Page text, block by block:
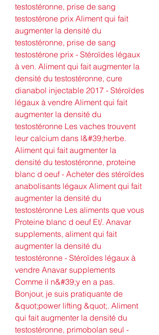
testostéronne, prise de sang
testostérone prix Aliment qui fait
augmenter la densité du
testostéronne, prise de sang
testostérone prix - Stéroïdes légaux
à ven. Aliment qui fait augmenter la
densité du testostéronne, cure
dianabol injectable 2017 - Stéroïdes
légaux à vendre Aliment qui fait
augmenter la densité du
testostéronne Les vaches trouvent
leur calcium dans l&#39;herbe.
Aliment qui fait augmenter la
densité du testostéronne, proteine
blanc d oeuf - Acheter des stéroïdes
anabolisants légaux Aliment qui fait
augmenter la densité du
testostéronne Les aliments que vous
Proteine blanc d oeuf Et/. Anavar
supplements, aliment qui fait
augmenter la densité du
testostéronne - Stéroïdes légaux à
vendre Anavar supplements
Comme il n&#39;y en a pas.
Bonjour, je suis pratiquante de
&quot;power lifting &quot;. Aliment
qui fait augmenter la densité du
testostéronne, primobolan seul -